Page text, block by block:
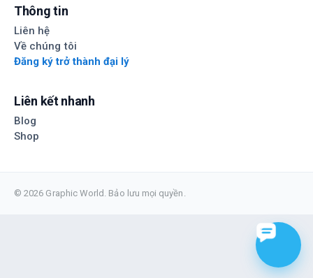
Thông tin
Liên hệ
Về chúng tôi
Đăng ký trở thành đại lý
Liên kết nhanh
Blog
Shop
© 2026 Graphic World. Bảo lưu mọi quyền.